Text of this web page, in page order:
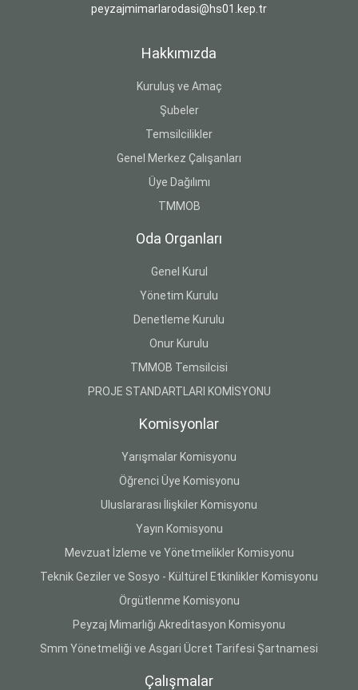
peyzajmimarlarodasi@hs01.kep.tr
Hakkımızda
Kuruluş ve Amaç
Şubeler
Temsilcilikler
Genel Merkez Çalışanları
Üye Dağılımı
TMMOB
Oda Organları
Genel Kurul
Yönetim Kurulu
Denetleme Kurulu
Onur Kurulu
TMMOB Temsilcisi
PROJE STANDARTLARI KOMİSYONU
Komisyonlar
Yarışmalar Komisyonu
Öğrenci Üye Komisyonu
Uluslararası İlişkiler Komisyonu
Yayın Komisyonu
Mevzuat İzleme ve Yönetmelikler Komisyonu
Teknik Geziler ve Sosyo - Kültürel Etkinlikler Komisyonu
Örgütlenme Komisyonu
Peyzaj Mimarlığı Akreditasyon Komisyonu
Smm Yönetmeliği ve Asgari Ücret Tarifesi Şartnamesi
Çalışmalar